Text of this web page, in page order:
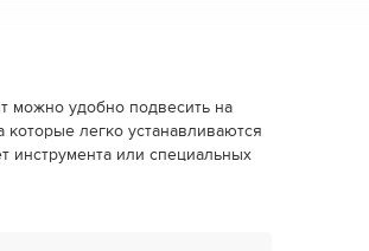
можно удобно подвесить на
легко устанавливаются
инструмента или специальных